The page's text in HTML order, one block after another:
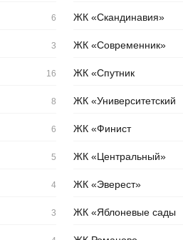
6 ЖК «Скандинавия»
3 ЖК «Современник»
16 ЖК «Спутник
8 ЖК «Университетский
6 ЖК «Финист
5 ЖК «Центральный»
4 ЖК «Эверест»
3 ЖК «Яблоневые сады